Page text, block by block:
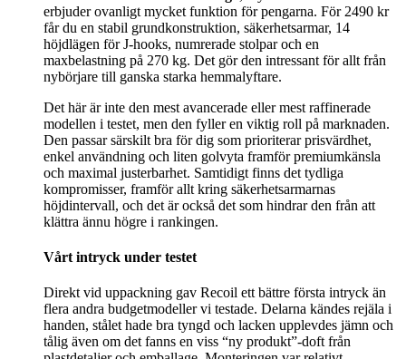
erbjuder ovanligt mycket funktion för pengarna. För 2490 kr
får du en stabil grundkonstruktion, säkerhetsarmar, 14
höjdlägen för J-hooks, numrerade stolpar och en
maxbelastning på 270 kg. Det gör den intressant för allt från
nybörjare till ganska starka hemmalyftare.
Det här är inte den mest avancerade eller mest raffinerade
modellen i testet, men den fyller en viktig roll på marknaden.
Den passar särskilt bra för dig som prioriterar prisvärdhet,
enkel användning och liten golvyta framför premiumkänsla
och maximal justerbarhet. Samtidigt finns det tydliga
kompromisser, framför allt kring säkerhetsarmarnas
höjdintervall, och det är också det som hindrar den från att
klättra ännu högre i rankingen.
Vårt intryck under testet
Direkt vid uppackning gav Recoil ett bättre första intryck än
flera andra budgetmodeller vi testade. Delarna kändes rejäla i
handen, stålet hade bra tyngd och lacken upplevdes jämn och
tålig även om det fanns en viss “ny produkt”-doft från